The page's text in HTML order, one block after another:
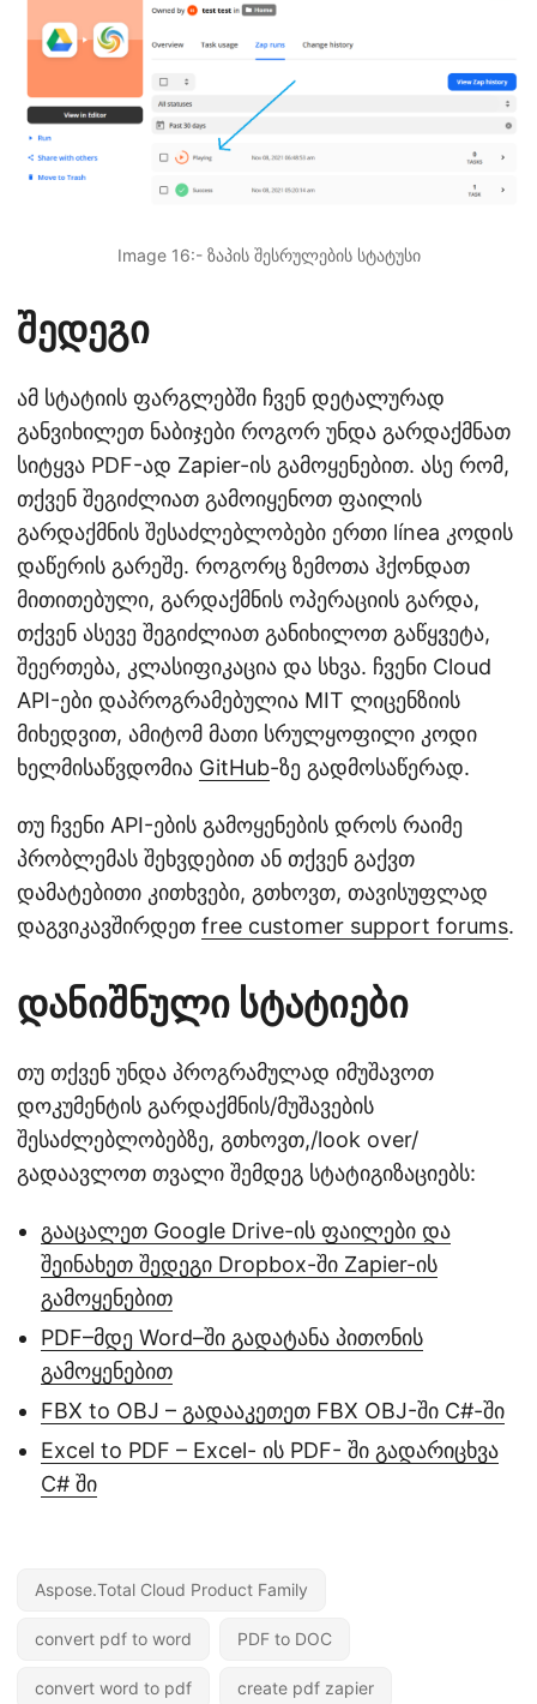
Image 16:- ზაპის შესრულების სტატუსი
შედეგი
ამ სტატიის ფარგლებში ჩვენ დეტალურად
განვიხილეთ ნაბიჯები როგორ უნდა გარდაქმნათ
სიტყვა PDF-ად Zapier-ის გამოყენებით. ასე რომ,
თქვენ შეგიძლიათ გამოიყენოთ ფაილის
გარდაქმნის შესაძლებლობები ერთი línea კოდის
დაწერის გარეშე. როგორც ზემოთა ჰქონდათ
მითითებული, გარდაქმნის ოპერაციის გარდა,
თქვენ ასევე შეგიძლიათ განიხილოთ გაწყვეტა,
შეერთება, კლასიფიკაცია და სხვა. ჩვენი Cloud
API-ები დაპროგრამებულია MIT ლიცენზიის
მიხედვით, ამიტომ მათი სრულყოფილი კოდი
ხელმისაწვდომია GitHub-ზე გადმოსაწერად.
თუ ჩვენი API-ების გამოყენების დროს რაიმე
პრობლემას შეხვდებით ან თქვენ გაქვთ
დამატებითი კითხვები, გთხოვთ, თავისუფლად
დაგვიკავშირდეთ free customer support forums.
დანიშნული სტატიები
თუ თქვენ უნდა პროგრამულად იმუშავოთ
დოკუმენტის გარდაქმნის/მუშავების
შესაძლებლობებზე, გთხოვთ,/look over/
გადაავლოთ თვალი შემდეგ სტატიგიზაციებს:
გააცალეთ Google Drive-ის ფაილები და
შეინახეთ შედეგი Dropbox-ში Zapier-ის
გამოყენებით
PDF–მდე Word–ში გადატანა პითონის
გამოყენებით
FBX to OBJ – გადააკეთეთ FBX OBJ-ში C#-ში
Excel to PDF – Excel- ის PDF- ში გადარიცხვა
C# ში
Aspose.Total Cloud Product Family
convert pdf to word PDF to DOC
convert word to pdf create pdf zapier